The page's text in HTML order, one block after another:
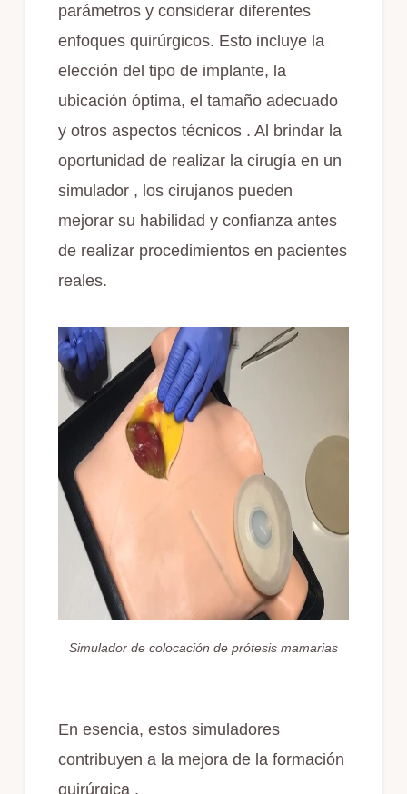
parámetros y considerar diferentes
enfoques quirúrgicos. Esto incluye la
elección del tipo de implante, la
ubicación óptima, el tamaño adecuado
y otros aspectos técnicos . Al brindar la
oportunidad de realizar la cirugía en un
simulador , los cirujanos pueden
mejorar su habilidad y confianza antes
de realizar procedimientos en pacientes
reales.
Simulador de colocación de prótesis mamarias
En esencia, estos simuladores
contribuyen a la mejora de la formación
quirúrgica .